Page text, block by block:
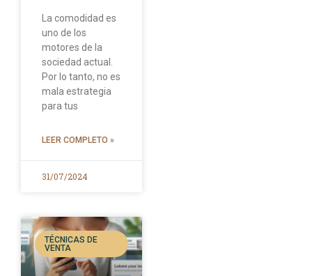
La comodidad es
uno de los
motores de la
sociedad actual.
Por lo tanto, no es
mala estrategia
para tus
LEER COMPLETO »
31/07/2024
TÉCNICAS DE
VENTA